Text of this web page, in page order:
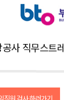
사 직무스트
직원 검사 하러가기